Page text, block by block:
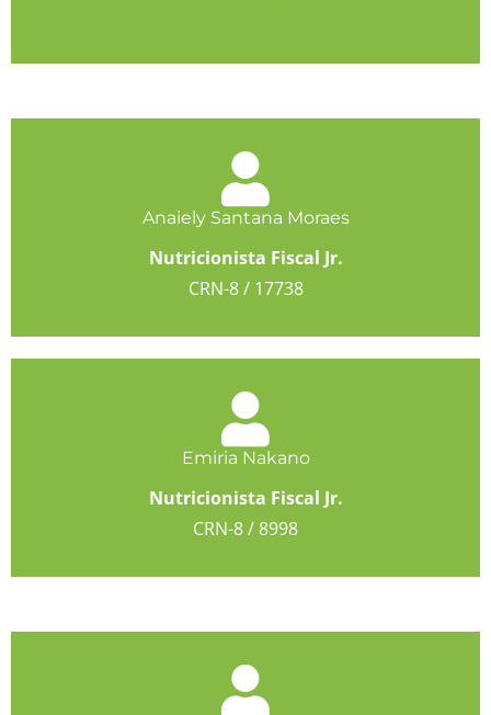
Anaiely Santana Moraes
Nutricionista Fiscal Jr.
CRN-8 / 17738
Emiria Nakano
Nutricionista Fiscal Jr.
CRN-8 / 8998